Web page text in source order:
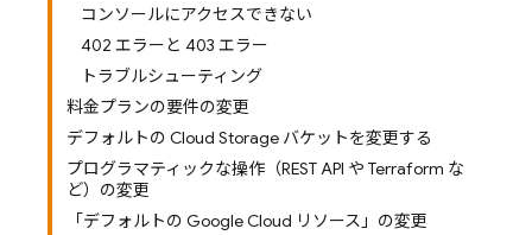
コンソールにアクセスできない
402 エラーと 403 エラー
トラブルシューティング
料金プランの要件の変更
デフォルトの Cloud Storage バケットを変更する
プログラマティックな操作（REST API や Terraform な
ど）の変更
「デフォルトの Google Cloud リソース」の変更